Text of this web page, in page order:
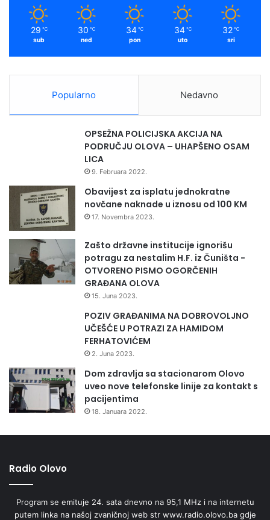
poslove,
Pomoćnica
Općinskog
načelnika: Merisa
Kaljanac,
Tel. 032/ 829-567,
E-mail: privreda@olovo.gov.ba
3.1. Odsjek za imovinsko pravne poslove i katastar
Šef odsjeka: Senada Džakmić,
Tel. 032/ 829-543,
E-mail: menadzer.centra@olovo.gov.ba
032/ 829-547.
29 ℃
sub
30 ℃
ned
34 ℃
pon
34 ℃
uto
32 ℃
sri
Popularno Nedavno
OPSEŽNA POLICIJSKA AKCIJA NA
PODRUČJU OLOVA – UHAPŠENO OSAM
LICA
9. Februara 2022.
Obavijest za isplatu jednokratne
novčane naknade u iznosu od 100 KM
17. Novembra 2023.
Zašto državne institucije ignorišu
potragu za nestalim H.F. iz Čuništa -
OTVORENO PISMO OGORČENIH
GRAĐANA OLOVA
15. Juna 2023.
POZIV GRAĐANIMA NA DOBROVOLJNO
UČEŠĆE U POTRAZI ZA HAMIDOM
FERHATOVIĆEM
2. Juna 2023.
Dom zdravlja sa stacionarom Olovo
uveo nove telefonske linije za kontakt s
pacijentima
18. Januara 2022.
Radio Olovo
Program se emituje 24. sata dnevno na 95,1 MHz i na internetu
putem linka na našoj zvaničnoj web str www.radio.olovo.ba gdje